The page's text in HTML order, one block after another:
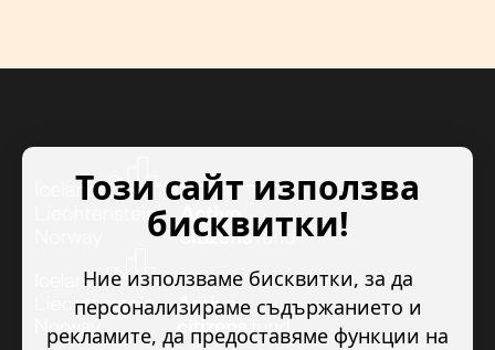
Този сайт използва
бисквитки!
Ние използваме бисквитки, за да
персонализираме съдържанието и
рекламите, да предоставяме функции на